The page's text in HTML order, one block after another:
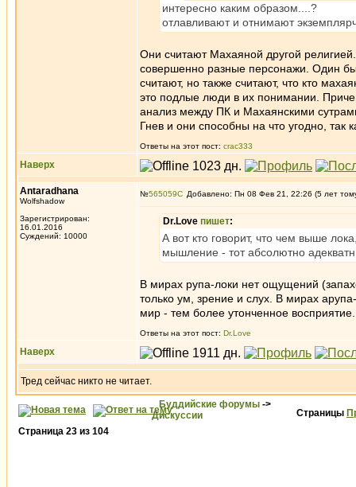
интересно каким образом....?
отлавливают и отнимают
Они считают Махаяной другой
совершенно разные персонажи. Один
считают, но также считают, что кто
это подлые люди в их понимании.
анализ между ПК и Махаянскими
Гнев и они способны на что угодно, так
Ответы на этот пост: crac333
Наверх
Antaradhana
Wolfshadow
Зарегистрирован:
16.01.2016
Суждений: 10000
№565059 Добавлено: Пн 08 Фев 21, 22:26 (5 лет
Dr.Love пишет:
А вот кто говорит, что чем выше
мышление - тот абсолютно
В мирах рупа-локи нет ощущений
только ум, зрение и слух. В мирах
мир - тем более утонченное
Ответы на этот пост: Dr.Love
Наверх
Тред сейчас никто не читает.
Буддийские форумы ->
Дискуссии
Страницы
Страница 23 из 104